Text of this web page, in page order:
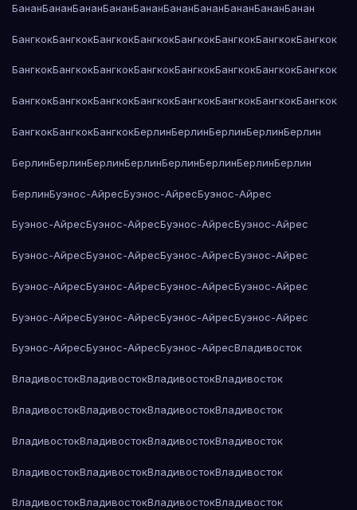
БананБананБананБананБананБананБананБананБананБанан
БангкокБангкокБангкокБангкокБангкокБангкокБангкокБангкок
БангкокБангкокБангкокБангкокБангкокБангкокБангкокБангкок
БангкокБангкокБангкокБангкокБангкокБангкокБангкокБангкок
БангкокБангкокБангкокБерлинБерлинБерлинБерлинБерлин
БерлинБерлинБерлинБерлинБерлинБерлинБерлинБерлин
БерлинБуэнос-АйресБуэнос-АйресБуэнос-Айрес
Буэнос-АйресБуэнос-АйресБуэнос-АйресБуэнос-Айрес
Буэнос-АйресБуэнос-АйресБуэнос-АйресБуэнос-Айрес
Буэнос-АйресБуэнос-АйресБуэнос-АйресБуэнос-Айрес
Буэнос-АйресБуэнос-АйресБуэнос-АйресБуэнос-Айрес
Буэнос-АйресБуэнос-АйресБуэнос-АйресВладивосток
ВладивостокВладивостокВладивостокВладивосток
ВладивостокВладивостокВладивостокВладивосток
ВладивостокВладивостокВладивостокВладивосток
ВладивостокВладивостокВладивостокВладивосток
ВладивостокВладивостокВладивостокВладивосток